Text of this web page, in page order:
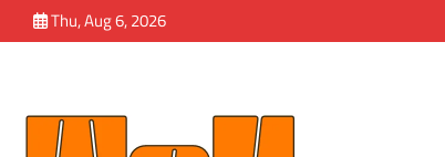
to
Thu, Aug 6, 2026